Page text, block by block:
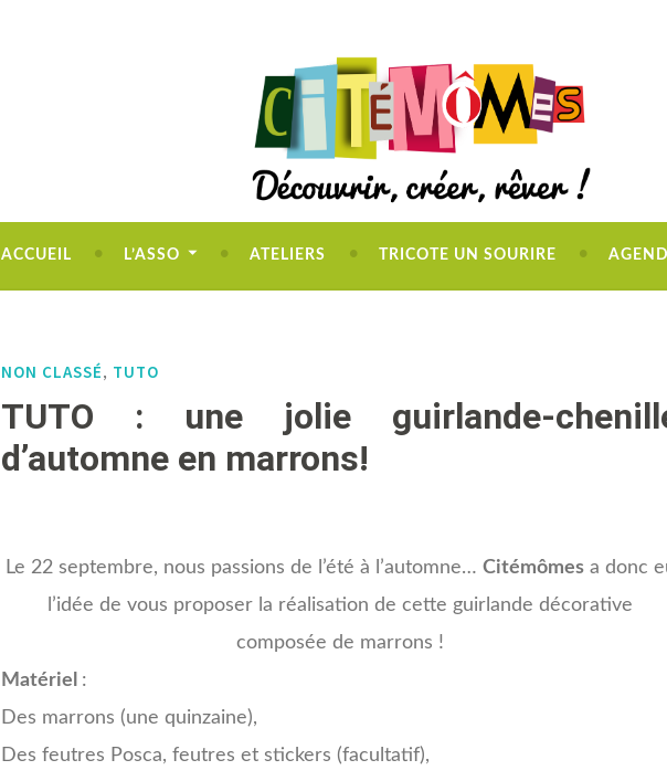
ACCUEIL L’ASSO ATELIERS TRICOTE UN SOURIRE
NON CLASSÉ, TUTO
TUTO : une jolie guirlande-
d’automne en marrons!
Le 22 septembre, nous passions de l’été à l’automne… Citémômesa donc
l’idée de vous proposer la réalisation de cette guirlande décorative
composée de marrons !
Matériel :
Des marrons (une quinzaine),
Des feutres Posca, feutres et stickers (facultatif),